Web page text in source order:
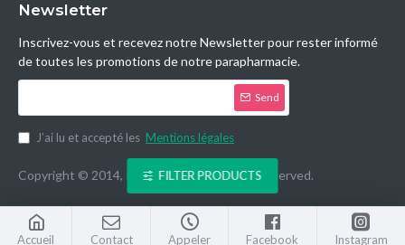
Newsletter
Inscrivez-vous et recevez notre Newsletter pour rester informé
de toutes les promotions de notre parapharmacie.
Send
J’ai lu et accepté les Mentions légales
Copyright © 2014, Parashop.tn, All Rights Reserved.
Accueil Contact Appeler Facebook Instagram
FILTER PRODUCTS